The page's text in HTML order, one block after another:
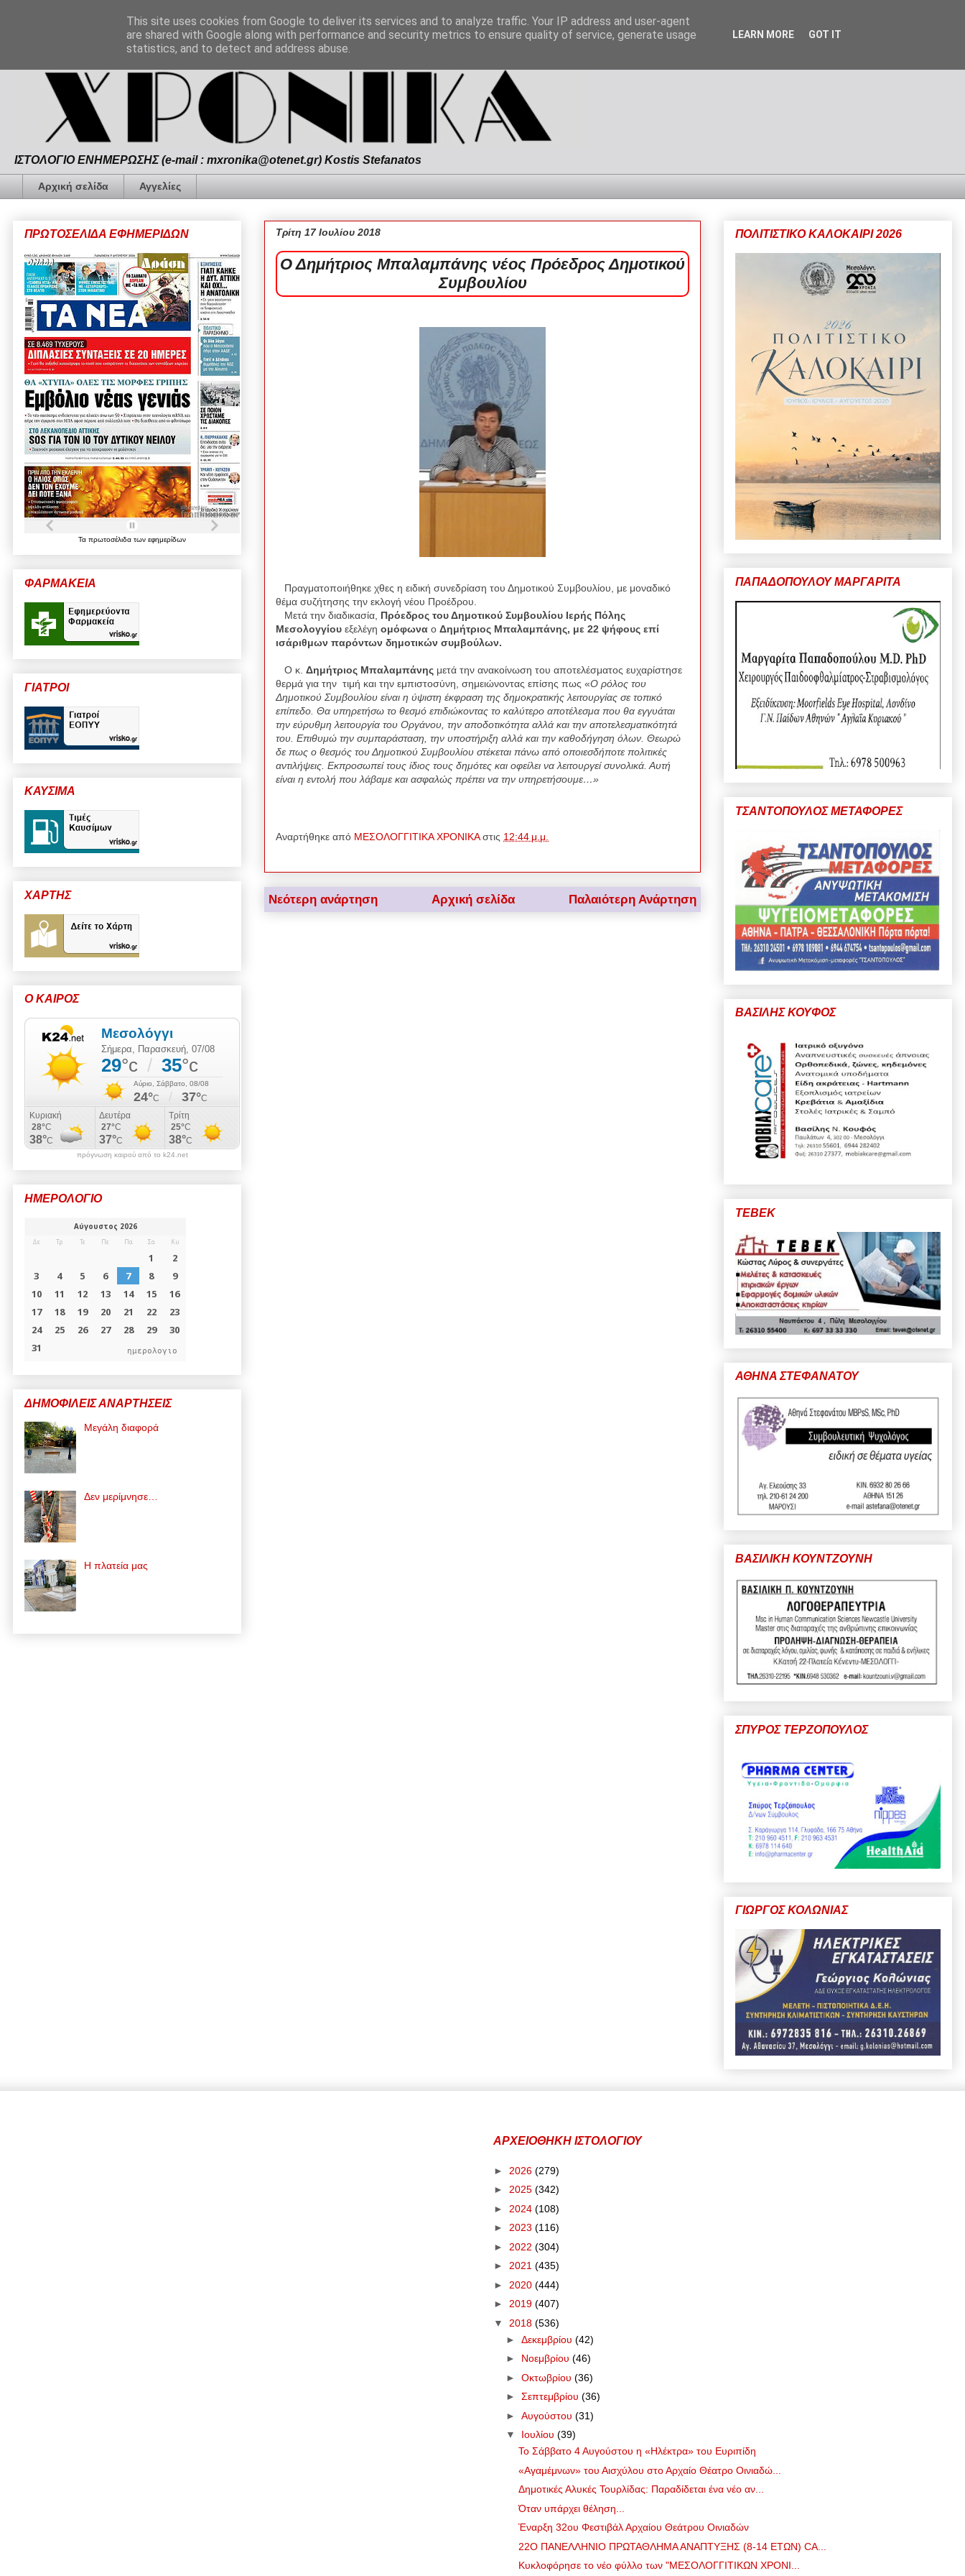
ΙΣΤΟΛΟΓΙΟ ΕΝΗΜΕΡΩΣΗΣ (e-mail : mxronika@otenet.gr) Kostis Stefanatos
Αρχική σελίδα Αγγελίες
Τρίτη 17 Ιουλίου 2018
Ο Δημήτριος Μπαλαμπάνης νέος Πρόεδρος Δημοτικού
Συμβουλίου
Πραγματοποιήθηκε χθες η ειδική συνεδρίαση του Δημοτικού Συμβουλίου, με μοναδικό
θέμα συζήτησης την εκλογή νέου Προέδρου.
Μετά την διαδικασία, Πρόεδρος του Δημοτικού Συμβουλίου Ιερής Πόλης
Μεσολογγίου εξελέγη ομόφωνα ο Δημήτριος Μπαλαμπάνης, με 22 ψήφους επί
ισάριθμων παρόντων δημοτικών συμβούλων.
Ο κ. Δημήτριος Μπαλαμπάνης μετά την ανακοίνωση του αποτελέσματος ευχαρίστησε
θερμά για την τιμή και την εμπιστοσύνη, σημειώνοντας επίσης πως «Ο ρόλος του
Δημοτικού Συμβουλίου είναι η ύψιστη έκφραση της δημοκρατικής λειτουργίας σε τοπικό
επίπεδο. Θα υπηρετήσω το θεσμό επιδιώκοντας το καλύτερο αποτέλεσμα που θα εγγυάται
την εύρυθμη λειτουργία του Οργάνου, την αποδοτικότητα αλλά και την αποτελεσματικότητά
του. Επιθυμώ την συμπαράσταση, την υποστήριξη αλλά και την καθοδήγηση όλων. Θεωρώ
δε πως ο θεσμός του Δημοτικού Συμβουλίου στέκεται πάνω από οποιεσδήποτε πολιτικές
αντιλήψεις. Εκπροσωπεί τους ίδιος τους δημότες και οφείλει να λειτουργεί συνολικά. Αυτή
είναι η εντολή που λάβαμε και ασφαλώς πρέπει να την υπηρετήσουμε…»
Αναρτήθηκε από ΜΕΣΟΛΟΓΓΙΤΙΚΑ ΧΡΟΝΙΚΑ στις 12:44 μ.μ.
Νεότερη ανάρτηση Παλαιότερη Ανάρτηση
Αρχική σελίδα
ΠΡΩΤΟΣΕΛΙΔΑ ΕΦΗΜΕΡΙΔΩΝ
Τα πρωτοσέλιδα των εφημερίδων
ΦΑΡΜΑΚΕΙΑ
ΓΙΑΤΡΟΙ
ΚΑΥΣΙΜΑ
ΧΑΡΤΗΣ
Ο ΚΑΙΡΟΣ
πρόγνωση καιρού από το k24.net
ΗΜΕΡΟΛΟΓΙΟ
ημερολογιο
ΔΗΜΟΦΙΛΕΙΣ ΑΝΑΡΤΗΣΕΙΣ
Μεγάλη διαφορά
Δεν μερίμνησε…
Η πλατεία μας
ΠΟΛΙΤΙΣΤΙΚΟ ΚΑΛΟΚΑΙΡΙ 2026
ΠΑΠΑΔΟΠΟΥΛΟΥ ΜΑΡΓΑΡΙΤΑ
ΤΣΑΝΤΟΠΟΥΛΟΣ ΜΕΤΑΦΟΡΕΣ
ΒΑΣΙΛΗΣ ΚΟΥΦΟΣ
ΤΕΒΕΚ
ΑΘΗΝΑ ΣΤΕΦΑΝΑΤΟΥ
ΒΑΣΙΛΙΚΗ ΚΟΥΝΤΖΟΥΝΗ
ΣΠΥΡΟΣ ΤΕΡΖΟΠΟΥΛΟΣ
ΓΙΩΡΓΟΣ ΚΟΛΩΝΙΑΣ
ΑΡΧΕΙΟΘΗΚΗ ΙΣΤΟΛΟΓΙΟΥ
► 2026 (279)
► 2025 (342)
► 2024 (108)
► 2023 (116)
► 2022 (304)
► 2021 (435)
► 2020 (444)
► 2019 (407)
▼ 2018 (536)
► Δεκεμβρίου (42)
► Νοεμβρίου (46)
► Οκτωβρίου (36)
► Σεπτεμβρίου (36)
► Αυγούστου (31)
▼ Ιουλίου (39)
Το Σάββατο 4 Αυγούστου η «Ηλέκτρα» του Ευριπίδη
«Αγαμέμνων» του Αισχύλου στο Αρχαίο Θέατρο Οινιαδώ...
Δημοτικές Αλυκές Τουρλίδας: Παραδίδεται ένα νέο αν...
Όταν υπάρχει θέληση...
Έναρξη 32ου Φεστιβάλ Αρχαίου Θεάτρου Οινιαδών
22Ο ΠΑΝΕΛΛΗΝΙΟ ΠΡΩΤΑΘΛΗΜΑ ΑΝΑΠΤΥΞΗΣ (8-14 ΕΤΩΝ) CA...
Κυκλοφόρησε το νέο φύλλο των "ΜΕΣΟΛΟΓΓΙΤΙΚΩΝ ΧΡΟΝΙ...
This site uses cookies from Google to deliver its services and to analyze traffic. Your IP address and user-agent
are shared with Google along with performance and security metrics to ensure quality of service, generate usage
statistics, and to detect and address abuse.
LEARN MORE GOT IT